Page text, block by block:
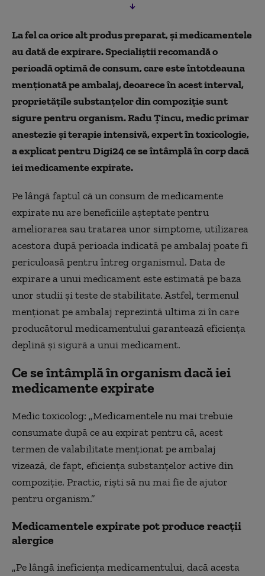
La fel ca orice alt produs preparat, și medicamentele
au dată de expirare. Specialiștii recomandă o
perioadă optimă de consum, care este întotdeauna
menționată pe ambalaj, deoarece în acest interval,
proprietățile substanțelor din compoziție sunt
sigure pentru organism. Radu Țincu, medic primar
anestezie și terapie intensivă, expert în toxicologie,
a explicat pentru Digi24 ce se întâmplă în corp dacă
iei medicamente expirate.
Pe lângă faptul că un consum de medicamente
expirate nu are beneficiile așteptate pentru
ameliorarea sau tratarea unor simptome, utilizarea
acestora după perioada indicată pe ambalaj poate fi
periculoasă pentru întreg organismul. Data de
expirare a unui medicament este estimată pe baza
unor studii și teste de stabilitate. Astfel, termenul
menționat pe ambalaj reprezintă ultima zi în care
producătorul medicamentului garantează eficiența
deplină și sigură a unui medicament.
Ce se întâmplă în organism dacă iei
medicamente expirate
Medic toxicolog: „Medicamentele nu mai trebuie
consumate după ce au expirat pentru că, acest
termen de valabilitate menționat pe ambalaj
vizează, de fapt, eficiența substanțelor active din
compoziție. Practic, riști să nu mai fie de ajutor
pentru organism.”
Medicamentele expirate pot produce reacții
alergice
„Pe lângă ineficiența medicamentului, dacă acesta